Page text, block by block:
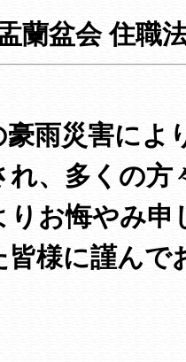
蘭盆会 住職
雨災害によ
れ、多くの方
りお悔やみ申
皆様に謹んで